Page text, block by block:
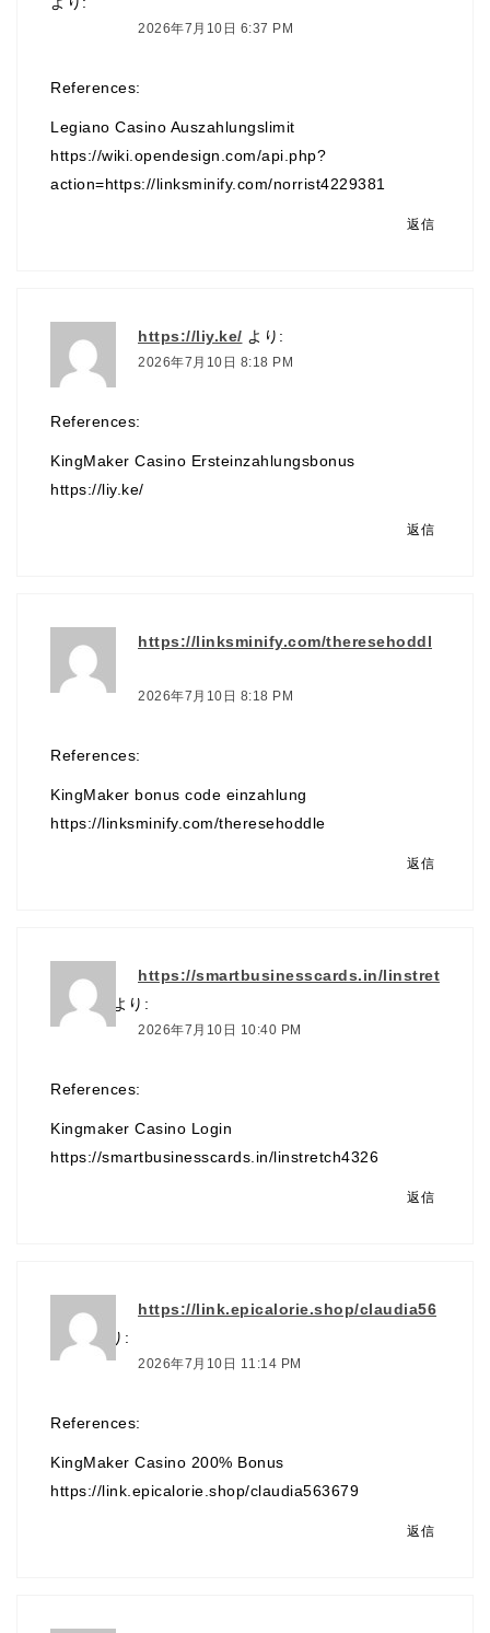
2026年7月10日 6:37 PM
References:
Legiano Casino Auszahlungslimit
https://wiki.opendesign.com/api.php?
action=https://linksminify.com/norrist4229381
返信
https://liy.ke/ より:
2026年7月10日 8:18 PM
References:
KingMaker Casino Ersteinzahlungsbonus
https://liy.ke/
返信
https://linksminify.com/theresehoddl
より:
2026年7月10日 8:18 PM
References:
KingMaker bonus code einzahlung
https://linksminify.com/theresehoddle
返信
https://smartbusinesscards.in/linstret
ch4326
より:
2026年7月10日 10:40 PM
References:
Kingmaker Casino Login
https://smartbusinesscards.in/linstretch4326
返信
https://link.epicalorie.shop/claudia56
3679
より:
2026年7月10日 11:14 PM
References:
KingMaker Casino 200% Bonus
https://link.epicalorie.shop/claudia563679
返信